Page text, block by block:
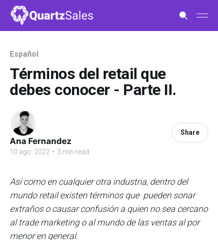
Español
Términos del retail que
debes conocer - Parte II.
Ana Fernandez
10 ago. 2022 • 3 min read
Share
Así como en cualquier otra industria, dentro del
mundo retail existen términos que pueden sonar
extraños o causar confusión a quien no sea cercano
al trade marketing o al mundo de las ventas al por
menor en general.